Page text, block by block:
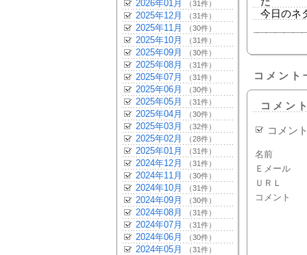
2026年01月 （31件）
2025年12月 （31件）
2025年11月 （30件）
2025年10月 （31件）
2025年09月 （30件）
2025年08月 （31件）
2025年07月 （31件）
2025年06月 （30件）
2025年05月 （31件）
2025年04月 （30件）
2025年03月 （32件）
2025年02月 （28件）
2025年01月 （31件）
2024年12月 （31件）
2024年11月 （30件）
2024年10月 （31件）
2024年09月 （30件）
2024年08月 （31件）
2024年07月 （31件）
2024年06月 （30件）
2024年05月 （31件）
今日のネ
コメント
コメン
コメン
名前
Ｅメール
ＵＲＬ
コメント